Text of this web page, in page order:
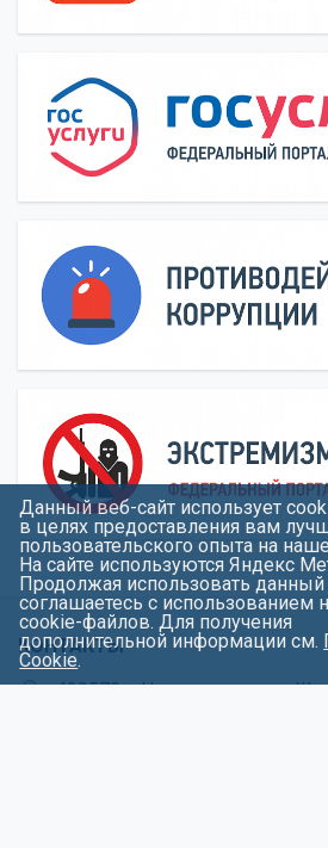
КОНТАКТЫ
423570, г.Нижнекамск, пр.
Данный веб-сайт использует
в целях предоставления вам
пользовательского опыта на
На сайте используются Яндекс
Продолжая использовать данный
соглашаетесь с использованием
cookie-файлов. Для получения
дополнительной информации см.
Cookie.